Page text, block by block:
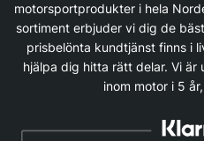
motorsportprodukter i hela
sortiment erbjuder vi dig de
prisbelönta kundtjänst finns i
hjälpa dig hitta rätt delar. Vi är
inom motor i 5